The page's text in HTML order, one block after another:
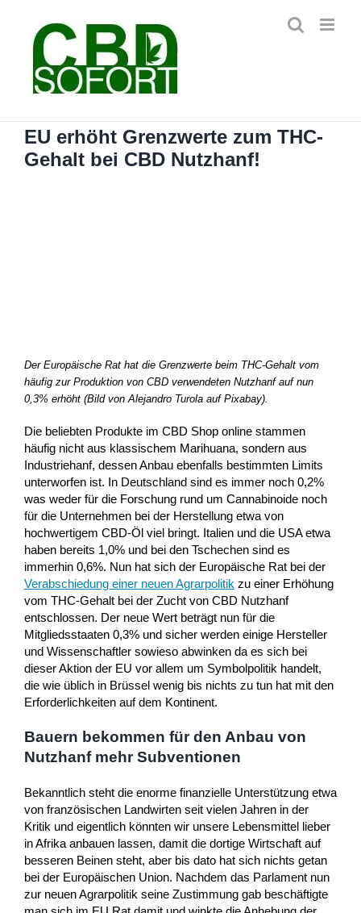
springen
EU erhöht Grenzwerte zum THC-
Gehalt bei CBD Nutzhanf!
Der Europäische Rat hat die Grenzwerte beim THC-Gehalt vom
häufig zur Produktion von CBD verwendeten Nutzhanf auf nun
0,3% erhöht (Bild von Alejandro Turola auf Pixabay).
Die beliebten Produkte im CBD Shop online stammen
häufig nicht aus klassischem Marihuana, sondern aus
Industriehanf, dessen Anbau ebenfalls bestimmten Limits
unterworfen ist. In Deutschland sind es immer noch 0,2%
was weder für die Forschung rund um Cannabinoide noch
für die Unternehmen bei der Herstellung etwa von
hochwertigem CBD-Öl viel bringt. Italien und die USA etwa
haben bereits 1,0% und bei den Tschechen sind es
immerhin 0,6%. Nun hat sich der Europäische Rat bei der
Verabschiedung einer neuen Agrarpolitik zu einer Erhöhung
vom THC-Gehalt bei der Zucht von CBD Nutzhanf
entschlossen. Der neue Wert beträgt nun für die
Mitgliedsstaaten 0,3% und sicher werden einige Hersteller
und Wissenschaftler sowieso abwinken da es sich bei
dieser Aktion der EU vor allem um Symbolpolitik handelt,
die wie üblich in Brüssel wenig bis nichts zu tun hat mit den
Erforderlichkeiten auf dem Kontinent.
Bauern bekommen für den Anbau von
Nutzhanf mehr Subventionen
Bekanntlich steht die enorme finanzielle Unterstützung etwa
von französischen Landwirten seit vielen Jahren in der
Kritik und eigentlich könnten wir unsere Lebensmittel lieber
in Afrika anbauen lassen, damit die dortige Wirtschaft auf
besseren Beinen steht, aber bis dato hat sich nichts getan
bei der Europäischen Union. Nachdem das Parlament nun
zur neuen Agrarpolitik seine Zustimmung gab beschäftigte